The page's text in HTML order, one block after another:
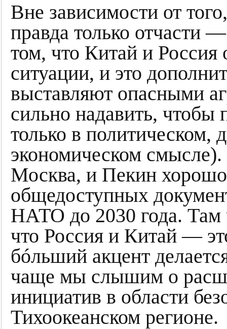
Вне зависимости от
правда только отчасти
том, что Китай и Россия
ситуации, и это
выставляют опасными
сильно надавить,
только в политическом,
экономическом смысле).
Москва, и Пекин
общедоступных
НАТО до 2030 года. Там
что Россия и Китай —
бóльший акцент
чаще мы слышим о
инициатив в области
Тихоокеанском регионе.